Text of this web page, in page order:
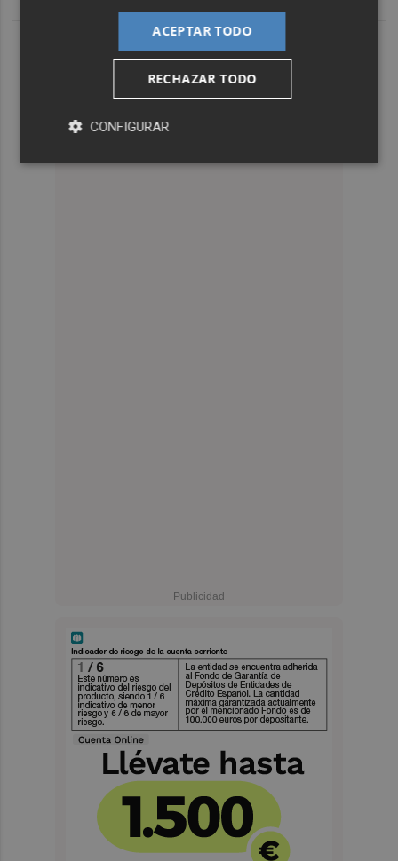
ACEPTAR TODO
RECHAZAR TODO
CONFIGURAR